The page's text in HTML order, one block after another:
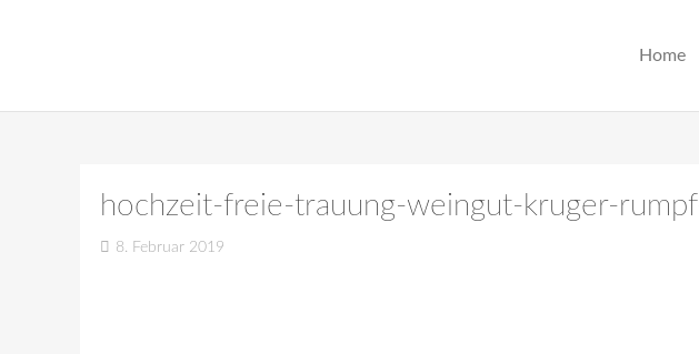
Home
hochzeit-freie-trauung-weingut-kruger-
8. Februar 2019